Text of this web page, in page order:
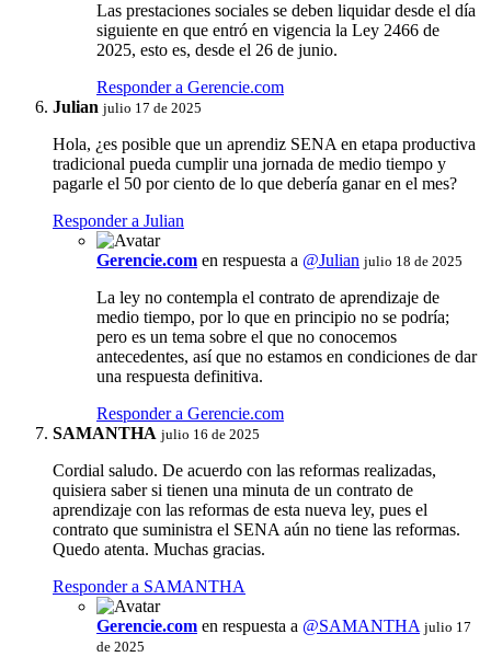
Las prestaciones sociales se deben liquidar desde el día
siguiente en que entró en vigencia la Ley 2466 de
2025, esto es, desde el 26 de junio.
Responder a Gerencie.com
Julian julio 17 de 2025
Hola, ¿es posible que un aprendiz SENA en etapa productiva
tradicional pueda cumplir una jornada de medio tiempo y
pagarle el 50 por ciento de lo que debería ganar en el mes?
Responder a Julian
Gerencie.com en respuesta a @Julian julio 18 de 2025
La ley no contempla el contrato de aprendizaje de
medio tiempo, por lo que en principio no se podría;
pero es un tema sobre el que no conocemos
antecedentes, así que no estamos en condiciones de dar
una respuesta definitiva.
Responder a Gerencie.com
SAMANTHA julio 16 de 2025
Cordial saludo. De acuerdo con las reformas realizadas,
quisiera saber si tienen una minuta de un contrato de
aprendizaje con las reformas de esta nueva ley, pues el
contrato que suministra el SENA aún no tiene las reformas.
Quedo atenta. Muchas gracias.
Responder a SAMANTHA
Gerencie.com en respuesta a @SAMANTHA julio 17
de 2025